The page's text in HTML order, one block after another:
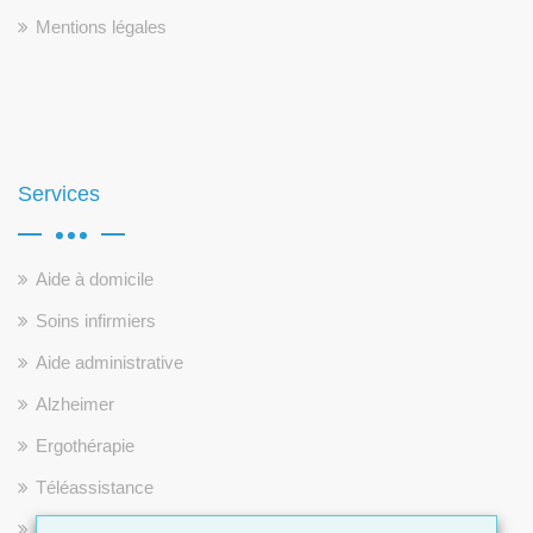
Mentions légales
Services
Aide à domicile
Soins infirmiers
Aide administrative
Alzheimer
Ergothérapie
Téléassistance